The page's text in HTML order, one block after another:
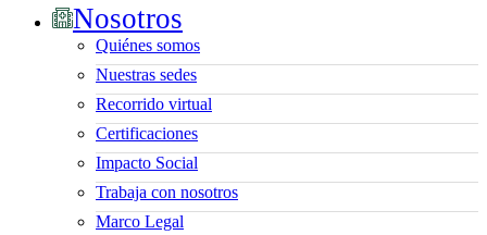
Nosotros
Quiénes somos
Nuestras sedes
Recorrido virtual
Certificaciones
Impacto Social
Trabaja con nosotros
Marco Legal